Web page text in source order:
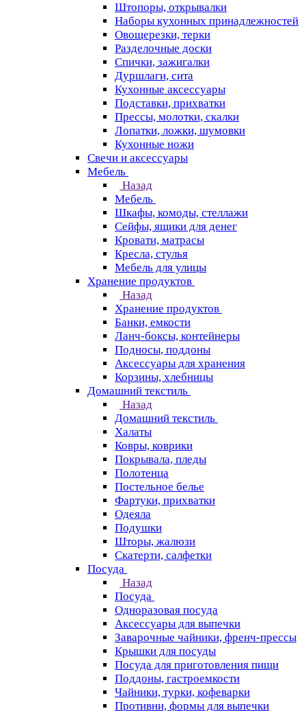
Штопоры, открывалки
Наборы кухонных принадлежностей
Овощерезки, терки
Разделочные доски
Спички, зажигалки
Дуршлаги, сита
Кухонные аксессуары
Подставки, прихватки
Прессы, молотки, скалки
Лопатки, ложки, шумовки
Кухонные ножи
Свечи и аксессуары
Мебель
Назад
Мебель
Шкафы, комоды, стеллажи
Сейфы, ящики для денег
Кровати, матрасы
Кресла, стулья
Мебель для улицы
Хранение продуктов
Назад
Хранение продуктов
Банки, емкости
Ланч-боксы, контейнеры
Подносы, поддоны
Аксессуары для хранения
Корзины, хлебницы
Домашний текстиль
Назад
Домашний текстиль
Халаты
Ковры, коврики
Покрывала, пледы
Полотенца
Постельное белье
Фартуки, прихватки
Одеяла
Подушки
Шторы, жалюзи
Скатерти, салфетки
Посуда
Назад
Посуда
Одноразовая посуда
Аксессуары для выпечки
Заварочные чайники, френч-прессы
Крышки для посуды
Посуда для приготовления пищи
Поддоны, гастроемкости
Чайники, турки, кофеварки
Противни, формы для выпечки